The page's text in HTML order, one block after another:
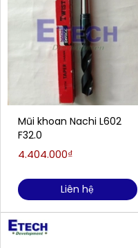
Mũi khoan Nachi L602
F32.0
4.404.000₫
Liên hệ